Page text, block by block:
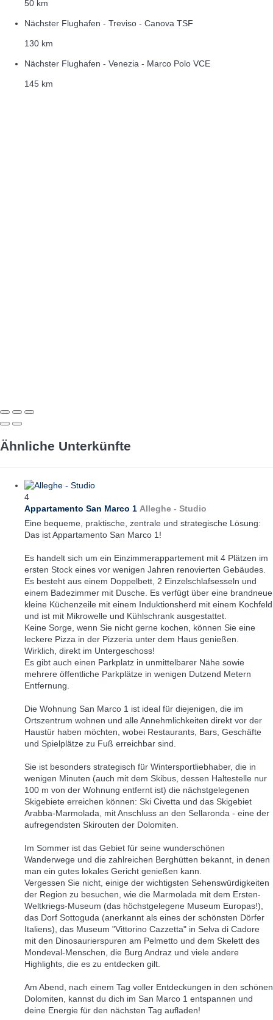
50 km
Nächster Flughafen - Treviso - Canova TSF
130 km
Nächster Flughafen - Venezia - Marco Polo VCE
145 km
Ähnliche Unterkünfte
4
Appartamento San Marco 1 Alleghe - Studio
Eine bequeme, praktische, zentrale und strategische Lösung:
Das ist Appartamento San Marco 1!
Es handelt sich um ein Einzimmerappartement mit 4 Plätzen im
ersten Stock eines vor wenigen Jahren renovierten Gebäudes.
Es besteht aus einem Doppelbett, 2 Einzelschlafsesseln und
einem Badezimmer mit Dusche. Es verfügt über eine brandneue
kleine Küchenzeile mit einem Induktionsherd mit einem Kochfeld
und ist mit Mikrowelle und Kühlschrank ausgestattet.
Keine Sorge, wenn Sie nicht gerne kochen, können Sie eine
leckere Pizza in der Pizzeria unter dem Haus genießen.
Wirklich, direkt im Untergeschoss!
Es gibt auch einen Parkplatz in unmittelbarer Nähe sowie
mehrere öffentliche Parkplätze in wenigen Dutzend Metern
Entfernung.
Die Wohnung San Marco 1 ist ideal für diejenigen, die im
Ortszentrum wohnen und alle Annehmlichkeiten direkt vor der
Haustür haben möchten, wobei Restaurants, Bars, Geschäfte
und Spielplätze zu Fuß erreichbar sind.
Sie ist besonders strategisch für Wintersportliebhaber, die in
wenigen Minuten (auch mit dem Skibus, dessen Haltestelle nur
100 m von der Wohnung entfernt ist) die nächstgelegenen
Skigebiete erreichen können: Ski Civetta und das Skigebiet
Arabba-Marmolada, mit Anschluss an den Sellaronda - eine der
aufregendsten Skirouten der Dolomiten.
Im Sommer ist das Gebiet für seine wunderschönen
Wanderwege und die zahlreichen Berghütten bekannt, in denen
man ein gutes lokales Gericht genießen kann.
Vergessen Sie nicht, einige der wichtigsten Sehenswürdigkeiten
der Region zu besuchen, wie die Marmolada mit dem Ersten-
Weltkriegs-Museum (das höchstgelegene Museum Europas!),
das Dorf Sottoguda (anerkannt als eines der schönsten Dörfer
Italiens), das Museum "Vittorino Cazzetta" in Selva di Cadore
mit den Dinosaurierspuren am Pelmetto und dem Skelett des
Mondeval-Menschen, die Burg Andraz und viele andere
Highlights, die es zu entdecken gilt.
Am Abend, nach einem Tag voller Entdeckungen in den schönen
Dolomiten, kannst du dich im San Marco 1 entspannen und
deine Energie für den nächsten Tag aufladen!